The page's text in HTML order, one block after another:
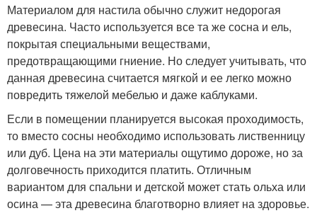
Материалом для настила обычно служит недорогая
древесина. Часто используется все та же сосна и ель,
покрытая специальными веществами,
предотвращающими гниение. Но следует учитывать, что
данная древесина считается мягкой и ее легко можно
повредить тяжелой мебелью и даже каблуками.
Если в помещении планируется высокая проходимость,
то вместо сосны необходимо использовать лиственницу
или дуб. Цена на эти материалы ощутимо дороже, но за
долговечность приходится платить. Отличным
вариантом для спальни и детской может стать ольха или
осина — эта древесина благотворно влияет на здоровье.